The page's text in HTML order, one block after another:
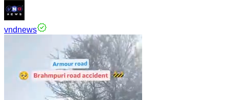
vndnews